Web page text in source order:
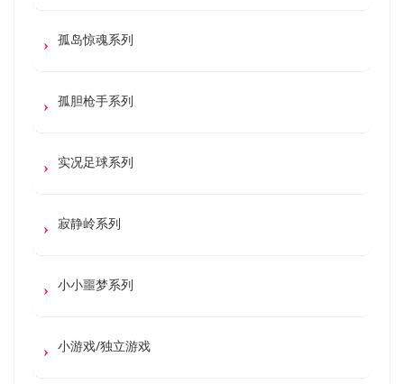
孤岛惊魂系列
孤胆枪手系列
实况足球系列
寂静岭系列
小小噩梦系列
小游戏/独立游戏